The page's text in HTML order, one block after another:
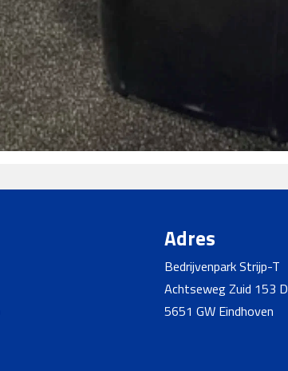
Adres
Bedrijvenpark Strijp-T
Achtseweg Zuid 153 D
5651 GW Eindhoven